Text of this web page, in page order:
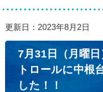
更新日：2023年8月2日
7月31日（月曜
トロールに中根
した！！